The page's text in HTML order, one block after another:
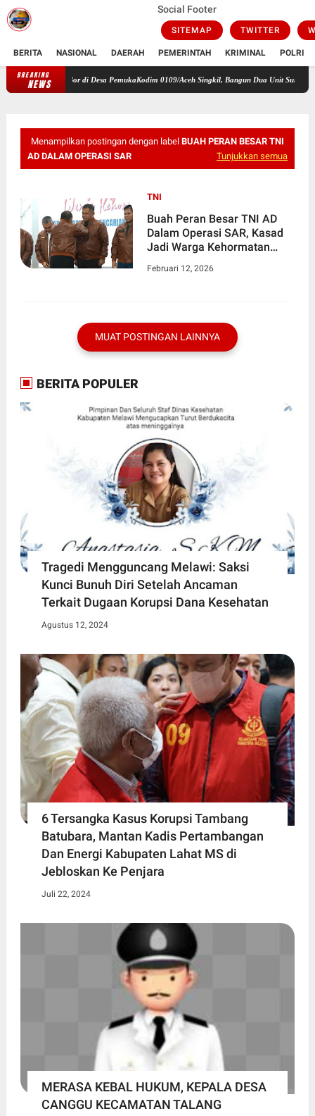
Social Footer
SITEMAP TWITTER
BERITA NASIONAL DAERAH PEMERINTAH KRIMINAL POLRI
BREAKING
NEWS Kodim 0109/Aceh Singkil, Bangun Dua Unit Sumur Bor di Desa
Menampilkan postingan dengan label BUAH PERAN BESAR TNI
AD DALAM OPERASI SAR
Tunjukkan semua
TNI
Buah Peran Besar TNI AD
Dalam Operasi SAR, Kasad
Jadi Warga Kehormatan
Februari 12, 2026
MUAT POSTINGAN LAINNYA
BERITA POPULER
Tragedi Mengguncang Melawi: Saksi
Kunci Bunuh Diri Setelah Ancaman
Terkait Dugaan Korupsi Dana Kesehatan
Agustus 12, 2024
6 Tersangka Kasus Korupsi Tambang
Batubara, Mantan Kadis Pertambangan
Dan Energi Kabupaten Lahat MS di
Jebloskan Ke Penjara
Juli 22, 2024
MERASA KEBAL HUKUM, KEPALA DESA
CANGGU KECAMATAN TALANG